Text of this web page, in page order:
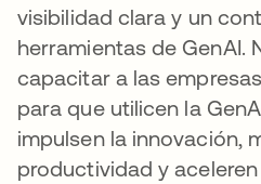
visibilidad clara y un
herramientas de GenAI.
capacitar a las
para que utilicen la
impulsen la innovación,
productividad y